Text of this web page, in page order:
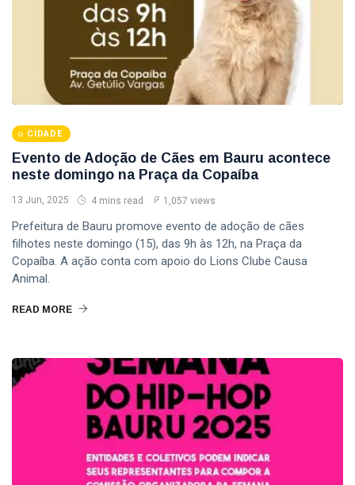
CIDADE
Evento de Adoção de Cães em Bauru acontece
neste domingo na Praça da Copaíba
13 Jun, 2025 4 mins read 1,057 views
Prefeitura de Bauru promove evento de adoção de cães
filhotes neste domingo (15), das 9h às 12h, na Praça da
Copaíba. A ação conta com apoio do Lions Clube Causa
Animal.
READ MORE